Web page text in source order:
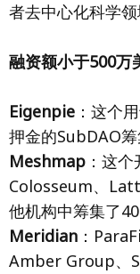
者去中心化科学领
融资额小于500万
Eigenpie ：这个
押金的SubDAO筹
Meshmap ：这
Colosseum、
他机构中筹集了
Meridian ：
Amber Group、